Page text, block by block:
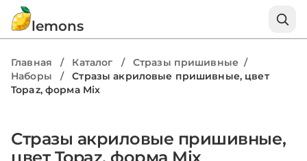
lemons
Главная / Каталог / Стразы пришивные /
Наборы
/
Стразы акриловые пришивные, цвет
Topaz, форма Mix
1 / 2
Стразы акриловые пришивные,